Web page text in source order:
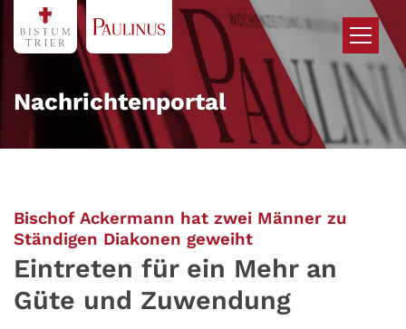
Zum Inhalt springen
Nachrichtenportal
Bischof Ackermann hat zwei Männer zu
Ständigen Diakonen geweiht:
Eintreten für ein Mehr an
Güte und Zuwendung